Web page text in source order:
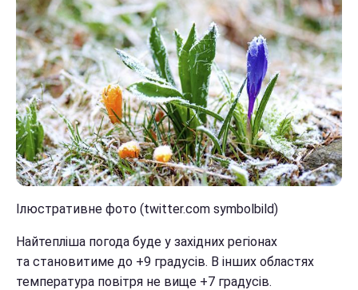
Ілюстративне фото (twitter.com symbolbild)
Найтепліша погода буде у західних регіонах
та становитиме до +9 градусів. В інших областях
температура повітря не вище +7 градусів.